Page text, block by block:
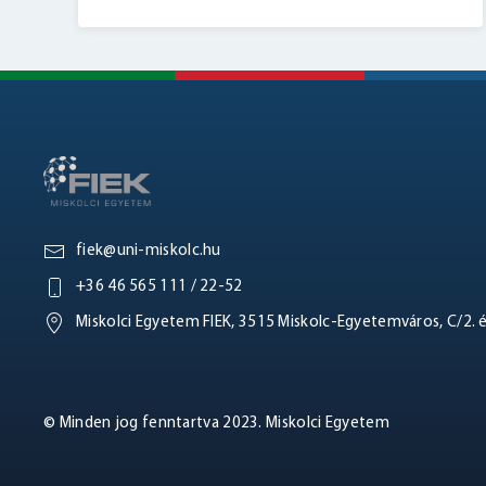
fiek@uni-miskolc.hu
+36 46 565 111 / 22-52
Miskolci Egyetem FIEK, 3515 Miskolc-Egyetemváros, C/2.
© Minden jog fenntartva 2023. Miskolci Egyetem